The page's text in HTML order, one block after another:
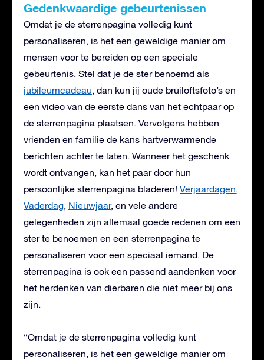
Gedenkwaardige gebeurtenissen
Omdat je de sterrenpagina volledig kunt
personaliseren, is het een geweldige manier om
mensen voor te bereiden op een speciale
gebeurtenis. Stel dat je de ster benoemd als
jubileumcadeau, dan kun jij oude bruiloftsfoto’s en
een video van de eerste dans van het echtpaar op
de sterrenpagina plaatsen. Vervolgens hebben
vrienden en familie de kans hartverwarmende
berichten achter te laten. Wanneer het geschenk
wordt ontvangen, kan het paar door hun
persoonlijke sterrenpagina bladeren! Verjaardagen,
Vaderdag, Nieuwjaar, en vele andere
gelegenheden zijn allemaal goede redenen om een
ster te benoemen en een sterrenpagina te
personaliseren voor een speciaal iemand. De
sterrenpagina is ook een passend aandenken voor
het herdenken van dierbaren die niet meer bij ons
zijn.
“Omdat je de sterrenpagina volledig kunt
personaliseren, is het een geweldige manier om